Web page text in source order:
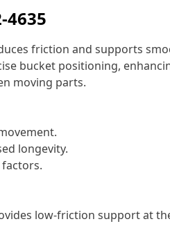
4635
friction and supports
bucket positioning,
moving parts.
longevity.
low-friction support at